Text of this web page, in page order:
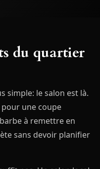
du quartier
simple: le salon est là.
une coupe
à remettre en
sans devoir planifier